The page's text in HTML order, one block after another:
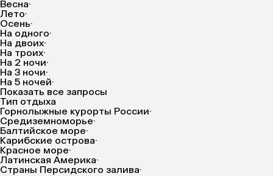
Весна·
Лето·
Осень·
На одного·
На двоих·
На троих·
На 2 ночи·
На 3 ночи·
На 5 ночей·
Показать все запросы
Тип отдыха
Горнолыжные курорты России·
Средиземноморье·
Балтийское море·
Карибские острова·
Красное море·
Латинская Америка·
Страны Персидского залива·